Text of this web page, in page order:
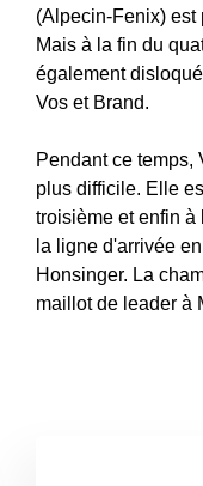
(Alpecin-Fenix) est
Mais à la fin du
également
Vos et Brand.
Pendant ce temps,
plus difficile. Elle
troisième et enfin à
la ligne d'arrivée
Honsinger. La
maillot de leader à